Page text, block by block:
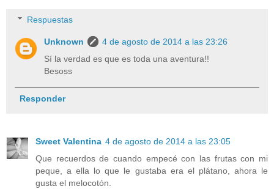
Respuestas
Unknown
4 de agosto de 2014 a las 23:26
Sí la verdad es que es toda una aventura!!
Besoss
Responder
Sweet Valentina 4 de agosto de 2014 a las 23:05
Que recuerdos de cuando empecé con las frutas con mi
peque, a ella lo que le gustaba era el plátano, ahora le
gusta el melocotón.